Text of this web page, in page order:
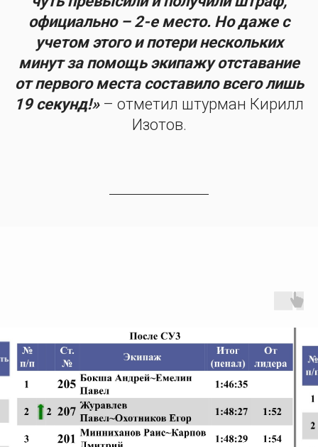
официально – 2-е место. Но даже с
учетом этого и потери нескольких
минут за помощь экипажу отставание
от первого места составило всего лишь
19 секунд!» – отметил штурман Кирилл
Изотов.